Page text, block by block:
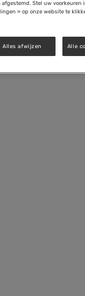
Stel uw voorkeuren
» op onze website te
Alles afwijzen Alle